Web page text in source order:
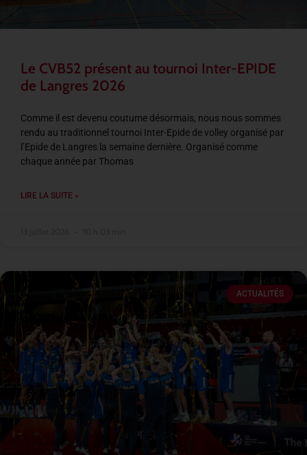
Le CVB52 présent au tournoi Inter-EPIDE
de Langres 2026
Comme il est devenu coutume désormais, nous nous sommes
rendu au traditionnel tournoi Inter-Epide de volley organisé par
l’Epide de Langres la semaine dernière. Organisé comme
chaque année par Thomas
LIRE LA SUITE »
ACTUALITÉS